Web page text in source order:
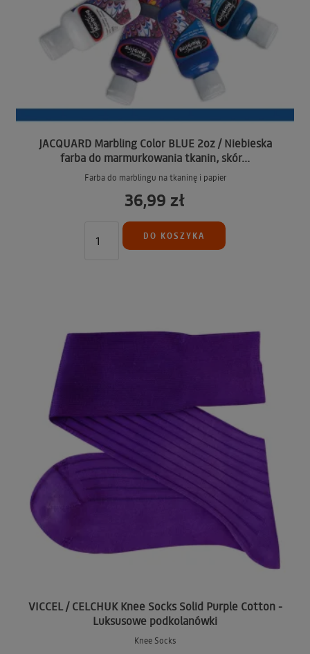
JACQUARD Marbling Color BLUE 2oz / Niebieska
farba do marmurkowania tkanin, skór...
Farba do marblingu na tkaninę i papier
36,99 zł
DO KOSZYKA
VICCEL / CELCHUK Knee Socks Solid Purple Cotton -
Luksusowe podkolanówki
Knee Socks